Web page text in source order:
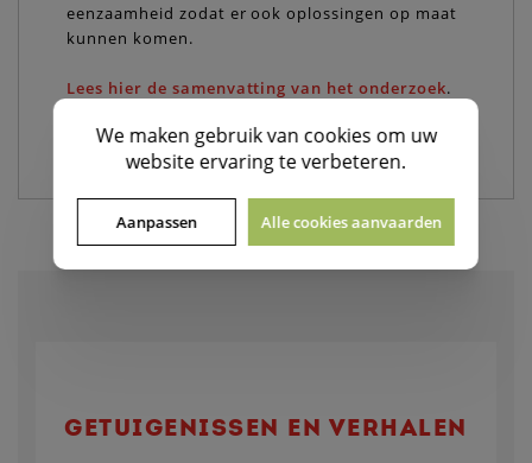
eenzaamheid zodat er ook oplossingen op maat
kunnen komen.
Lees hier de samenvatting van het onderzoek.
stuur je verzoek naarine.derycke@bzn.be.
GETUIGENISSEN EN VERHALEN
We maken gebruik van cookies om uw
website ervaring te verbeteren.
Aanpassen Alle cookies aanvaarden